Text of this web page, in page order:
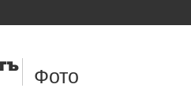
Фото